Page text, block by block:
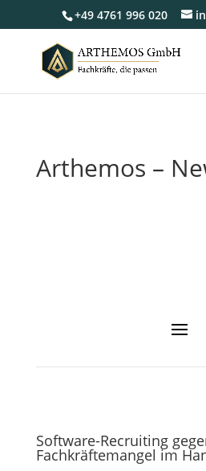
+49 4761 996 020
Arthemos –
Software-Recruiting
Fachkräftemangel im